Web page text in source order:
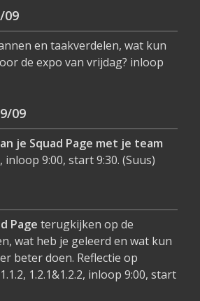
09
en taakverdelen, wat kun
de expo van vrijdag? inloop
09
je Squad Page met je team
9:00, start 9:30. (Suus)
Page terugkijken op de
wat heb je geleerd en wat kun
beter doen. Reflectie op
1.2.1&1.2.2, inloop 9:00, start